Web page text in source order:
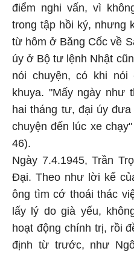
điểm nghi vấn, vì
trong tập hồi ký, nhưng
từ hôm ở Băng Cốc về
úy ở Bộ tư lệnh Nhật
nói chuyện, có khi
khuya. "Mấy ngày như
hai tháng tư, đại úy
chuyện đến lúc xe
46).
Ngày 7.4.1945, Trần
Đại. Theo như lời kể
ông tìm cớ thoái thác
lấy lý do già yếu,
hoạt động chính trị, rồi
định từ trước, như